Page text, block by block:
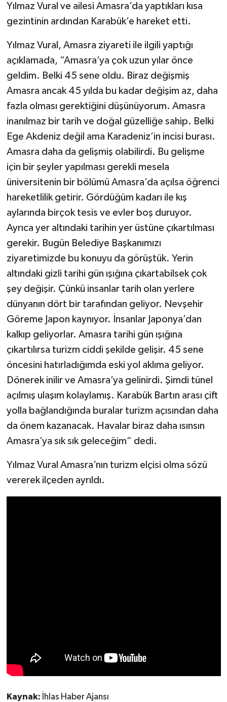
Yılmaz Vural ve ailesi Amasra’da yaptıkları kısa
gezintinin ardından Karabük’e hareket etti.
Yılmaz Vural, Amasra ziyareti ile ilgili yaptığı
açıklamada, “Amasra’ya çok uzun yılar önce
geldim. Belki 45 sene oldu. Biraz değişmiş
Amasra ancak 45 yılda bu kadar değişim az, daha
fazla olması gerektiğini düşünüyorum. Amasra
inanılmaz bir tarih ve doğal güzelliğe sahip. Belki
Ege Akdeniz değil ama Karadeniz’in incisi burası.
Amasra daha da gelişmiş olabilirdi. Bu gelişme
için bir şeyler yapılması gerekli mesela
üniversitenin bir bölümü Amasra’da açılsa öğrenci
hareketlilik getirir. Gördüğüm kadarı ile kış
aylarında birçok tesis ve evler boş duruyor.
Ayrıca yer altındaki tarihin yer üstüne çıkartılması
gerekir. Bugün Belediye Başkanımızı
ziyaretimizde bu konuyu da görüştük. Yerin
altındaki gizli tarihi gün ışığına çıkartabilsek çok
şey değişir. Çünkü insanlar tarih olan yerlere
dünyanın dört bir tarafından geliyor. Nevşehir
Göreme Japon kaynıyor. İnsanlar Japonya’dan
kalkıp geliyorlar. Amasra tarihi gün ışığına
çıkartılırsa turizm ciddi şekilde gelişir. 45 sene
öncesini hatırladığımda eski yol aklıma geliyor.
Dönerek inilir ve Amasra’ya gelinirdi. Şimdi tünel
açılmış ulaşım kolaylamış. Karabük Bartın arası çift
yolla bağlandığında buralar turizm açısından daha
da önem kazanacak. Havalar biraz daha ısınsın
Amasra’ya sık sık geleceğim” dedi.
Yılmaz Vural Amasra’nın turizm elçisi olma sözü
vererek ilçeden ayrıldı.
Kaynak: İhlas Haber Ajansı